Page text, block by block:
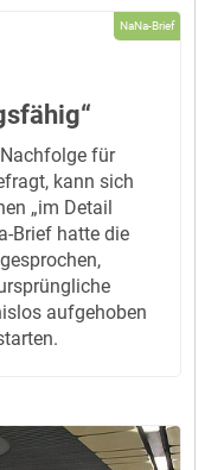
NaNa-Brief
für
kann sich
„im Detail
Brief hatte die
aufgehoben